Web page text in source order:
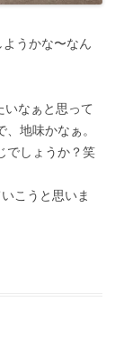
うかな〜なん
なぁと思って
地味かなぁ。
でしょうか？笑
こうと思いま